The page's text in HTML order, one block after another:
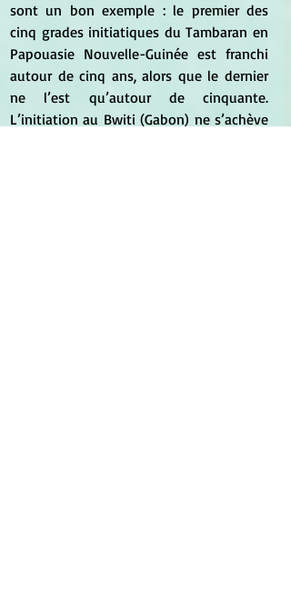
sont un bon exemple : le premier des
cinq grades initiatiques du Tambaran en
Papouasie Nouvelle-Guinée est franchi
autour de cinq ans, alors que le dernier
ne l’est qu’autour de cinquante.
L’initiation au Bwiti (Gabon) ne s’achève